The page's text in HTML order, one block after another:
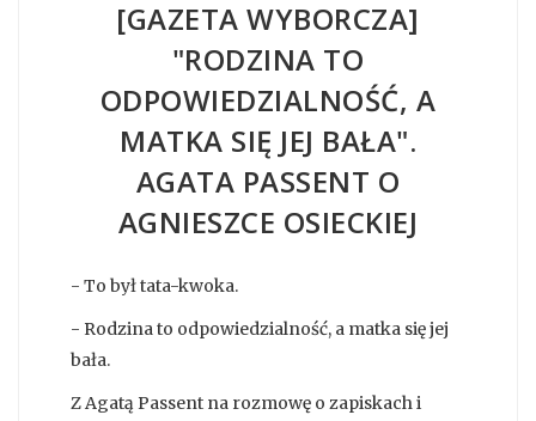
[GAZETA WYBORCZA]
"RODZINA TO
ODPOWIEDZIALNOŚĆ, A
MATKA SIĘ JEJ BAŁA".
AGATA PASSENT O
AGNIESZCE OSIECKIEJ
- To był tata-kwoka.
- Rodzina to odpowiedzialność, a matka się jej
bała.
Z Agatą Passent na rozmowę o zapiskach i